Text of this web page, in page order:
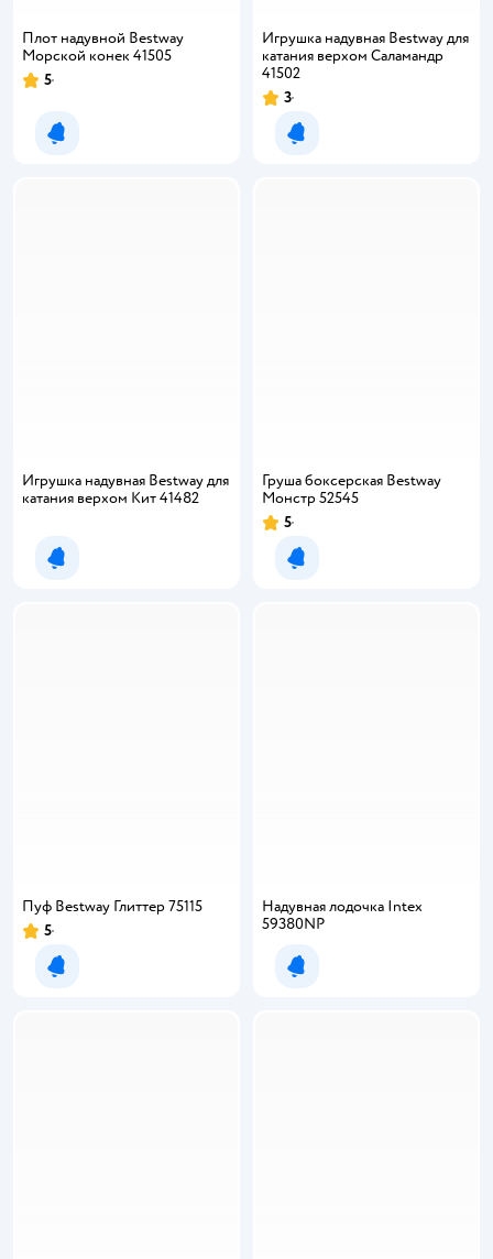
Плот надувной Bestway
Морской конек 41505
Рейтинг:
5
Уведомить о появлении
Игрушка надувная Bestway для
катания верхом Саламандр
41502
Рейтинг:
3
Уведомить о появлении
Игрушка надувная Bestway для
катания верхом Кит 41482
Уведомить о появлении
Груша боксерская Bestway
Монстр 52545
Рейтинг:
5
Уведомить о появлении
Пуф Bestway Глиттер 75115
Рейтинг:
5
Уведомить о появлении
Надувная лодочка Intex
59380NP
Уведомить о появлении